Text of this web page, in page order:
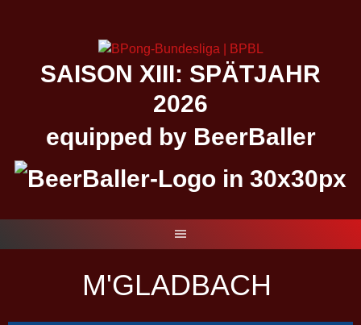
SAISON XIII: SPÄTJAHR
2026
equipped by BeerBaller
M'GLADBACH